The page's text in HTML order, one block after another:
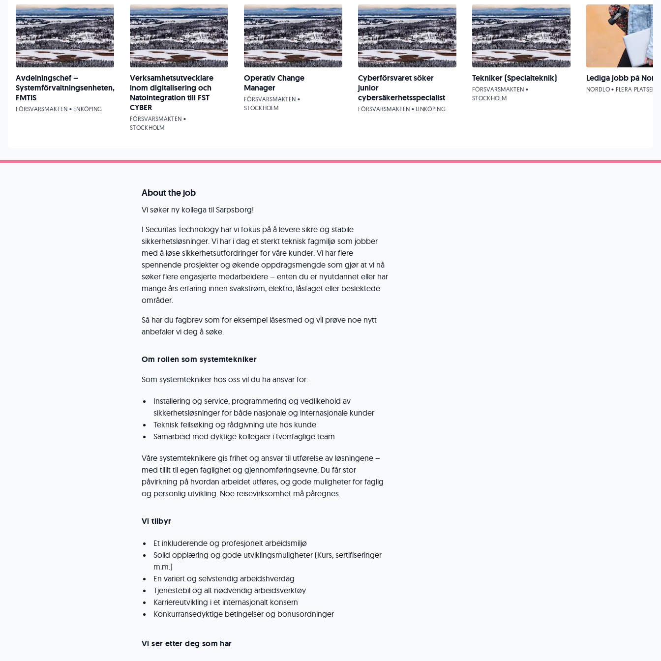
About the job
Vi søker ny kollega til Sarpsborg!
I Securitas Technology har vi fokus på å levere sikre og stabile
sikkerhetsløsninger. Vi har i dag et sterkt teknisk fagmiljø som jobber
med å løse sikkerhetsutfordringer for våre kunder. Vi har flere
spennende prosjekter og økende oppdragsmengde som gjør at vi nå
søker flere engasjerte medarbeidere – enten du er nyutdannet eller har
mange års erfaring innen svakstrøm, elektro, låsfaget eller beslektede
områder.
Så har du fagbrev som for eksempel låsesmed og vil prøve noe nytt
anbefaler vi deg å søke.
Om rollen som systemtekniker
Som systemtekniker hos oss vil du ha ansvar for:
Installering og service, programmering og vedlikehold av
sikkerhetsløsninger for både nasjonale og internasjonale kunder
Teknisk feilsøking og rådgivning ute hos kunde
Samarbeid med dyktige kollegaer i tverrfaglige team
Våre systemteknikere gis frihet og ansvar til utførelse av løsningene –
med tillit til egen faglighet og gjennomføringsevne. Du får stor
påvirkning på hvordan arbeidet utføres, og gode muligheter for faglig
og personlig utvikling. Noe reisevirksomhet må påregnes.
Vi tilbyr
Et inkluderende og profesjonelt arbeidsmiljø
Solid opplæring og gode utviklingsmuligheter (Kurs, sertifiseringer
m.m.)
En variert og selvstendig arbeidshverdag
Tjenestebil og alt nødvendig arbeidsverktøy
Karriereutvikling i et internasjonalt konsern
Konkurransedyktige betingelser og bonusordninger
Vi ser etter deg som har
Avdelningschef –
Systemförvaltningsenheten,
FMTIS
FÖRSVARSMAKTEN • ENKÖPING
Verksamhetsutvecklare
inom digitalisering och
Natointegration till FST
CYBER
FÖRSVARSMAKTEN •
STOCKHOLM
Operativ Change
Manager
FÖRSVARSMAKTEN •
STOCKHOLM
Cyberförsvaret söker
junior
cybersäkerhetsspecialist
FÖRSVARSMAKTEN • LINKÖPING
Tekniker (Specialteknik)
FÖRSVARSMAKTEN •
STOCKHOLM
Lediga jobb på
NORDLO • FLERA PLATSER